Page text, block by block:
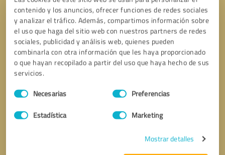
contenido y los anuncios, ofrecer funciones de redes sociales
y analizar el tráfico. Además, compartimos información sobre
el uso que haga del sitio web con nuestros partners de redes
sociales, publicidad y análisis web, quienes pueden
combinarla con otra información que les haya proporcionado
o que hayan recopilado a partir del uso que haya hecho de sus
servicios.
Selección
de
Necesarias Preferencias
Estadística Marketing
Mostrar detalles
Solicitar una llamada * campos obligatorios